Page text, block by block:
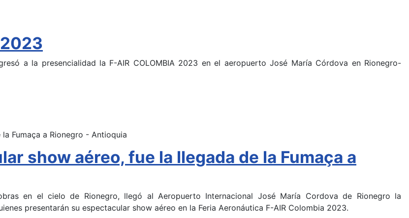
a la presencialidad la F-AIR COLOMBIA 2023 en el aeropuerto José María Córdova en Rionegro-
show aéreo, fue la llegada de la Fumaça a
en el cielo de Rionegro, llegó al Aeropuerto Internacional José María Cordova de Rionegro la
presentarán su espectacular show aéreo en la Feria Aeronáutica F-AIR Colombia 2023.